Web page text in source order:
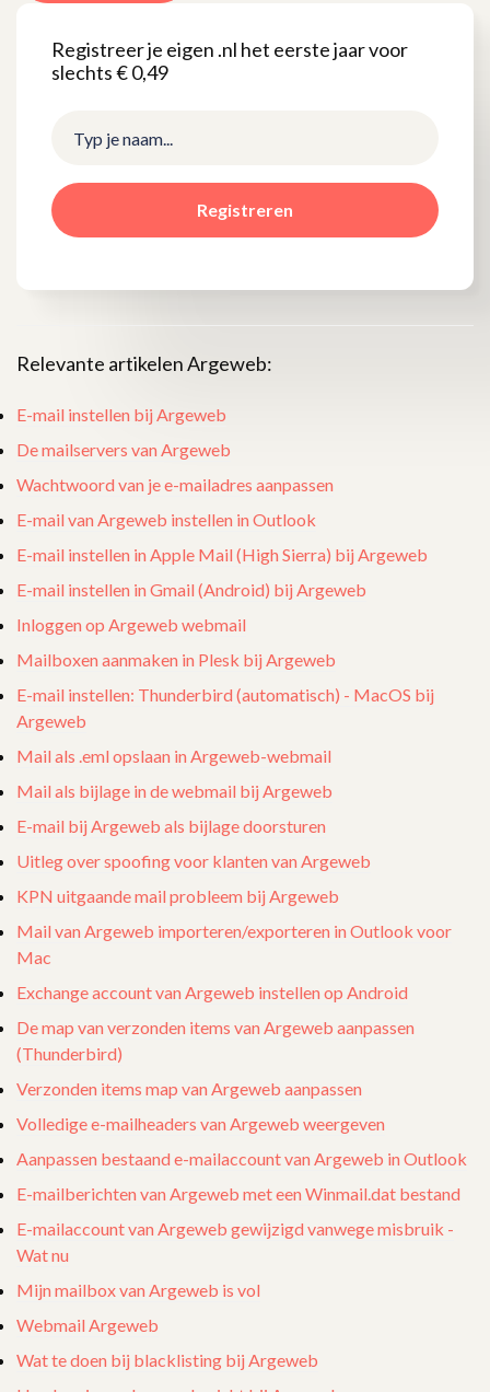
Registreer je eigen .nl het eerste jaar voor
slechts € 0,49
Registreren
Relevante artikelen Argeweb:
E-mail instellen bij Argeweb
De mailservers van Argeweb
Wachtwoord van je e-mailadres aanpassen
E-mail van Argeweb instellen in Outlook
E-mail instellen in Apple Mail (High Sierra) bij Argeweb
E-mail instellen in Gmail (Android) bij Argeweb
Inloggen op Argeweb webmail
Mailboxen aanmaken in Plesk bij Argeweb
E-mail instellen: Thunderbird (automatisch) - MacOS bij
Argeweb
Mail als .eml opslaan in Argeweb-webmail
Mail als bijlage in de webmail bij Argeweb
E-mail bij Argeweb als bijlage doorsturen
Uitleg over spoofing voor klanten van Argeweb
KPN uitgaande mail probleem bij Argeweb
Mail van Argeweb importeren/exporteren in Outlook voor
Mac
Exchange account van Argeweb instellen op Android
De map van verzonden items van Argeweb aanpassen
(Thunderbird)
Verzonden items map van Argeweb aanpassen
Volledige e-mailheaders van Argeweb weergeven
Aanpassen bestaand e-mailaccount van Argeweb in Outlook
E-mailberichten van Argeweb met een Winmail.dat bestand
E-mailaccount van Argeweb gewijzigd vanwege misbruik -
Wat nu
Mijn mailbox van Argeweb is vol
Webmail Argeweb
Wat te doen bij blacklisting bij Argeweb